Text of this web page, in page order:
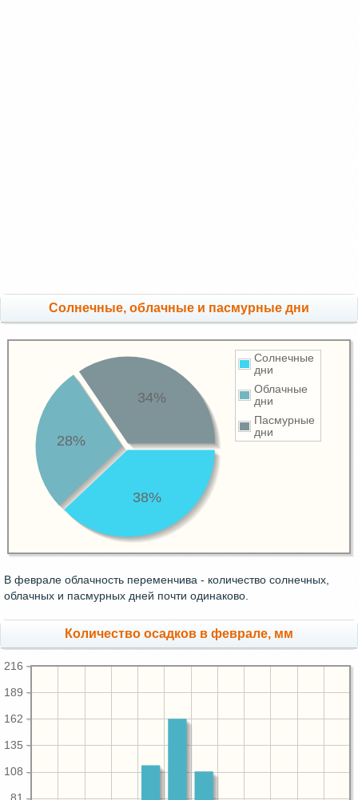
Cолнечные, облачные и пасмурные дни
Солнечные
дни
Облачные
дни
Пасмурные
дни
38%
28%
34%
В феврале облачность переменчива - количество солнечных,
облачных и пасмурных дней почти одинаково.
Количество осадков в феврале, мм
108
135
162
189
216